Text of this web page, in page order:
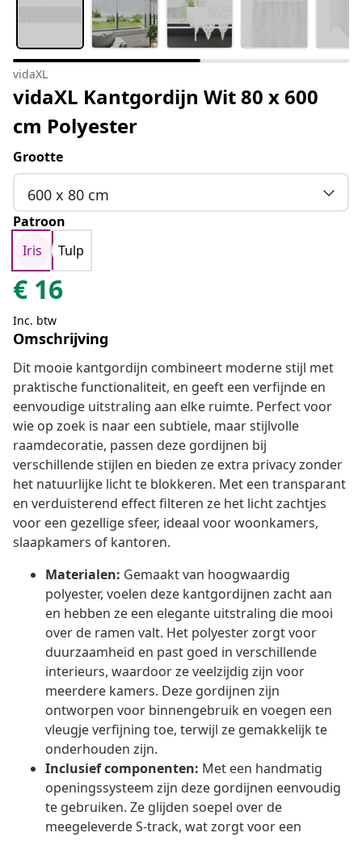
vidaXL
vidaXL Kantgordijn Wit 80 x 600
cm Polyester
Grootte
600 x 80 cm
Patroon
Iris
Tulp
€ 16
Inc. btw
Omschrijving
Dit mooie kantgordijn combineert moderne stijl met
praktische functionaliteit, en geeft een verfijnde en
eenvoudige uitstraling aan elke ruimte. Perfect voor
wie op zoek is naar een subtiele, maar stijlvolle
raamdecoratie, passen deze gordijnen bij
verschillende stijlen en bieden ze extra privacy zonder
het natuurlijke licht te blokkeren. Met een transparant
en verduisterend effect filteren ze het licht zachtjes
voor een gezellige sfeer, ideaal voor woonkamers,
slaapkamers of kantoren.
Materialen: Gemaakt van hoogwaardig
polyester, voelen deze kantgordijnen zacht aan
en hebben ze een elegante uitstraling die mooi
over de ramen valt. Het polyester zorgt voor
duurzaamheid en past goed in verschillende
interieurs, waardoor ze veelzijdig zijn voor
meerdere kamers. Deze gordijnen zijn
ontworpen voor binnengebruik en voegen een
vleugje verfijning toe, terwijl ze gemakkelijk te
onderhouden zijn.
Inclusief componenten: Met een handmatig
openingssysteem zijn deze gordijnen eenvoudig
te gebruiken. Ze glijden soepel over de
meegeleverde S-track, wat zorgt voor een